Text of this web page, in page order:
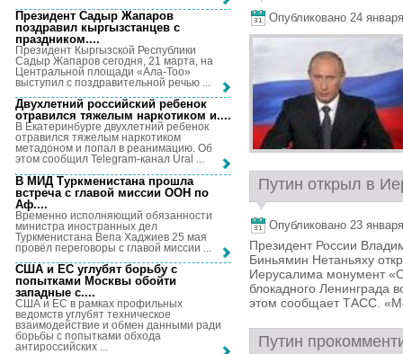
Опубликовано 24
Путин открыл в
Опубликовано 23
Президент России
Биньямин Нетаньяху
Иерусалима монумент
блокадного Ленинграда
этом сообщает ТАСС.
Путин
Президент Садыр Жапаров
поздравил кыргызстанцев с
праздником....
Президент Кыргызской Республики
Садыр Жапаров сегодня, 21 марта, на
Центральной площади «Ала-Тоо»
выступил с поздравительной речью ...
Двухлетний российский ребенок
отравился тяжелым наркотиком и....
В Екатеринбурге двухлетний ребенок
отравился тяжелым наркотиком
метадоном и попал в реанимацию. Об
этом сообщил Telegram-канал Ural ...
В МИД Туркменистана прошла
встреча с главой миссии ООН по
Аф....
Временно исполняющий обязанности
министра иностранных дел
Туркменистана Вепа Хаджиев 25 мая
провёл переговоры с главой миссии ...
США и ЕС углубят борьбу с
попытками Москвы обойти
западные с....
США и ЕС в рамках профильных
ведомств углубят техническое
взаимодействие и обмен данными ради
борьбы с попытками обхода
антироссийских ...